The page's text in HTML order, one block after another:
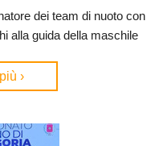
dei team di nuoto con
alla guida della maschile
›